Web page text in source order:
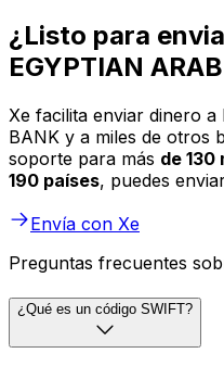
¿Listo para
EGYPTIAN
Xe facilita enviar dinero a
BANK y a miles de otros
soporte para más de 130
190 países, puedes
Envía con Xe
Preguntas frecuentes
¿Qué es un código SWIFT?